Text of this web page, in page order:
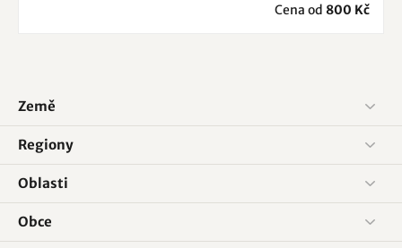
Cena od 800 Kč
Země
Regiony
Oblasti
Obce